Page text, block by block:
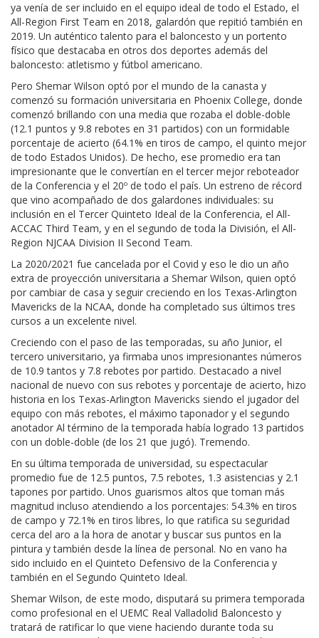
ya venía de ser incluido en el equipo ideal de todo el Estado, el
All-Region First Team en 2018, galardón que repitió también en
2019. Un auténtico talento para el baloncesto y un portento
físico que destacaba en otros dos deportes además del
baloncesto: atletismo y fútbol americano.
Pero Shemar Wilson optó por el mundo de la canasta y
comenzó su formación universitaria en Phoenix College, donde
comenzó brillando con una media que rozaba el doble-doble
(12.1 puntos y 9.8 rebotes en 31 partidos) con un formidable
porcentaje de acierto (64.1% en tiros de campo, el quinto mejor
de todo Estados Unidos). De hecho, ese promedio era tan
impresionante que le convertían en el tercer mejor reboteador
de la Conferencia y el 20º de todo el país. Un estreno de récord
que vino acompañado de dos galardones individuales: su
inclusión en el Tercer Quinteto Ideal de la Conferencia, el All-
ACCAC Third Team, y en el segundo de toda la División, el All-
Region NJCAA Division II Second Team.
La 2020/2021 fue cancelada por el Covid y eso le dio un año
extra de proyección universitaria a Shemar Wilson, quien optó
por cambiar de casa y seguir creciendo en los Texas-Arlington
Mavericks de la NCAA, donde ha completado sus últimos tres
cursos a un excelente nivel.
Creciendo con el paso de las temporadas, su año Junior, el
tercero universitario, ya firmaba unos impresionantes números
de 10.9 tantos y 7.8 rebotes por partido. Destacado a nivel
nacional de nuevo con sus rebotes y porcentaje de acierto, hizo
historia en los Texas-Arlington Mavericks siendo el jugador del
equipo con más rebotes, el máximo taponador y el segundo
anotador Al término de la temporada había logrado 13 partidos
con un doble-doble (de los 21 que jugó). Tremendo.
En su última temporada de universidad, su espectacular
promedio fue de 12.5 puntos, 7.5 rebotes, 1.3 asistencias y 2.1
tapones por partido. Unos guarismos altos que toman más
magnitud incluso atendiendo a los porcentajes: 54.3% en tiros
de campo y 72.1% en tiros libres, lo que ratifica su seguridad
cerca del aro a la hora de anotar y buscar sus puntos en la
pintura y también desde la línea de personal. No en vano ha
sido incluido en el Quinteto Defensivo de la Conferencia y
también en el Segundo Quinteto Ideal.
Shemar Wilson, de este modo, disputará su primera temporada
como profesional en el UEMC Real Valladolid Baloncesto y
tratará de ratificar lo que viene haciendo durante toda su